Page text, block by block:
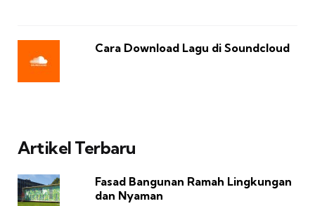
Cara Download Lagu di Soundcloud
Artikel Terbaru
Fasad Bangunan Ramah Lingkungan
dan Nyaman